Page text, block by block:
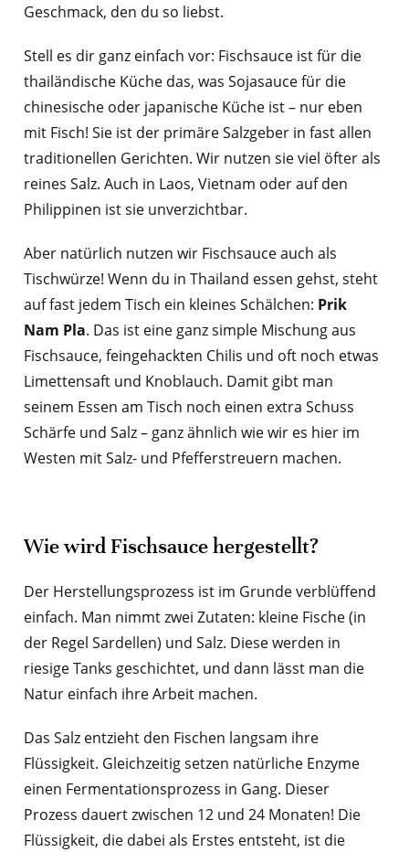
Geschmack, den du so liebst.
Stell es dir ganz einfach vor: Fischsauce ist für die
thailändische Küche das, was Sojasauce für die
chinesische oder japanische Küche ist – nur eben
mit Fisch! Sie ist der primäre Salzgeber in fast allen
traditionellen Gerichten. Wir nutzen sie viel öfter als
reines Salz. Auch in Laos, Vietnam oder auf den
Philippinen ist sie unverzichtbar.
Aber natürlich nutzen wir Fischsauce auch als
Tischwürze! Wenn du in Thailand essen gehst, steht
auf fast jedem Tisch ein kleines Schälchen: Prik
Nam Pla. Das ist eine ganz simple Mischung aus
Fischsauce, feingehackten Chilis und oft noch etwas
Limettensaft und Knoblauch. Damit gibt man
seinem Essen am Tisch noch einen extra Schuss
Schärfe und Salz – ganz ähnlich wie wir es hier im
Westen mit Salz- und Pfefferstreuern machen.
Wie wird Fischsauce hergestellt?
Der Herstellungsprozess ist im Grunde verblüffend
einfach. Man nimmt zwei Zutaten: kleine Fische (in
der Regel Sardellen) und Salz. Diese werden in
riesige Tanks geschichtet, und dann lässt man die
Natur einfach ihre Arbeit machen.
Das Salz entzieht den Fischen langsam ihre
Flüssigkeit. Gleichzeitig setzen natürliche Enzyme
einen Fermentationsprozess in Gang. Dieser
Prozess dauert zwischen 12 und 24 Monaten! Die
Flüssigkeit, die dabei als Erstes entsteht, ist die